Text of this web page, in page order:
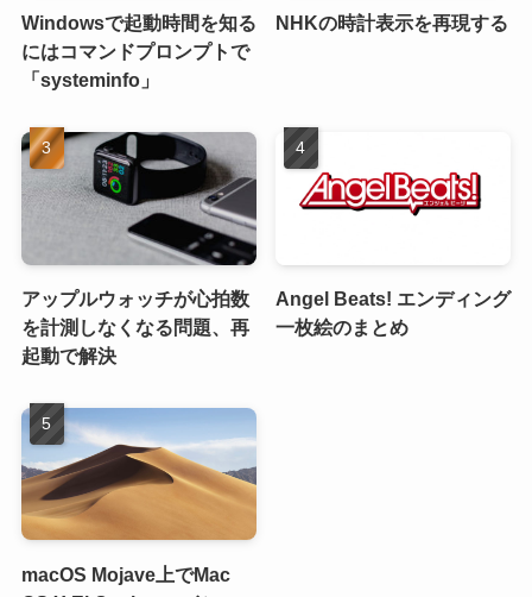
Windowsで起動時間を知る
にはコマンドプロンプトで
「systeminfo」
NHKの時計表示を再現する
アップルウォッチが心拍数
を計測しなくなる問題、再
起動で解決
Angel Beats! エンディング
一枚絵のまとめ
macOS Mojave上でMac